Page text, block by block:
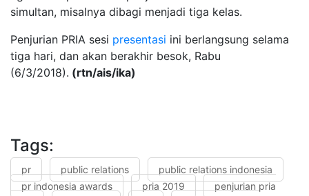
simultan, misalnya dibagi menjadi tiga kelas.
Penjurian PRIA sesi presentasi ini berlangsung selama
tiga hari, dan akan berakhir besok, Rabu
(6/3/2018). (rtn/ais/ika)
Tags:
pr public relations
public relations indonesia
pr indonesia awards
pria 2019
penjurian pria